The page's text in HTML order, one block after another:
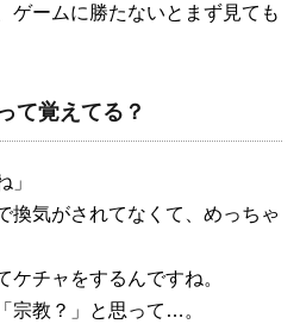
ゲームに勝たないとまず見ても
て覚えてる？
」
換気がされてなくて、めっちゃ
ケチャをするんですね。
宗教？」と思って…。